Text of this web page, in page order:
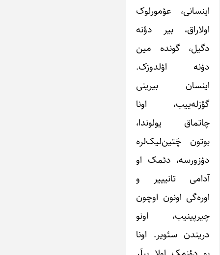
اینسانی، عؤمورلوک
اولاراق، بیر دؤنه
دگیل، گونده مین
دؤنه اؤلدورَک.
اینسان بیرینی
گؤزله‌ییب، اونا
چاتماق یولوندا،
بوتون چَتین‌لیک‌لره
دؤزورسه، دئمک او
آدامی تانیییر و
اوره‌گی اونون اوچون
چیرپینیب، اونو
دریندن سئویر. اونا